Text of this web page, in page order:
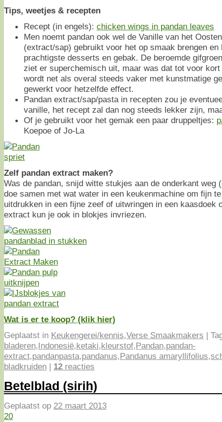
Tips, weetjes & recepten
Recept (in engels): chicken wings in pandan leaves
Men noemt pandan ook wel de Vanille van het
(extract/sap) gebruikt voor het op smaak brengen en
prachtigste desserts en gebak. De beroemde
ziet er superchemisch uit, maar was dat tot voor kort
wordt net als overal steeds vaker met kunstmatige
gewerkt voor hetzelfde effect.
Pandan extract/sap/pasta in recepten zou je
vanille, het recept zal dan nog steeds lekker zijn,
Of je gebruikt voor het gemak een paar druppeltjes:
Koepoe of Jo-La
Zelf pandan extract maken?
Was de pandan, snijd witte stukjes aan de onderkant weg
doe samen met wat water in een keukenmachine om fijn
uitdrukken in een fijne zeef of uitwringen in een kaasdoek
extract kun je ook in blokjes invriezen.
Wat is er te koop? (klik hier)
Geplaatst in Keukengerei/kennis,Verse Smaakmakers |
bladeren,Indonesië,ketaki,kleurstof,Pandan,pandan-
extract,pandanpasta,pandanus,Pandanus amaryllifolius,
bladkruiden | 12 reacties
Betelblad (sirih)
Geplaatst op 22 maart 2013
20